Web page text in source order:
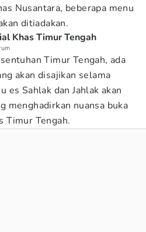
Nusantara, beberapa menu
ditiadakan.
Khas Timur Tengah
Timur Tengah, ada
akan disajikan selama
es Sahlak dan Jahlak akan
menghadirkan nuansa buka
Timur Tengah.